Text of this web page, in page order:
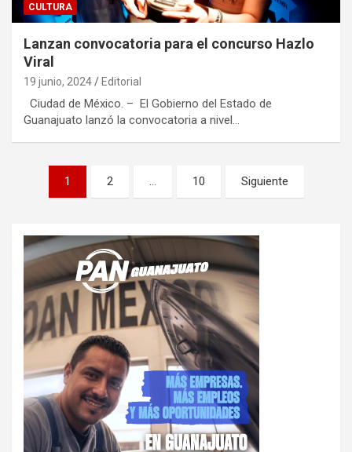
CULTURA
Lanzan convocatoria para el concurso Hazlo
Viral
19 junio, 2024 Editorial
Ciudad de México. – El Gobierno del Estado de
Guanajuato lanzó la convocatoria a nivel…
Paginación
1 2 … 10 Siguiente